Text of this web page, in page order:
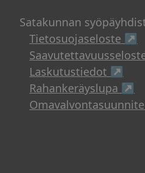
Satakunnan
Tietosuojaseloste ↗
Laskutustiedot ↗
Rahankeräyslupa ↗